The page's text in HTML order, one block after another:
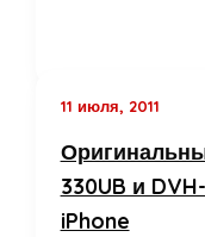
11 июля, 2011
330UB и
iPhone